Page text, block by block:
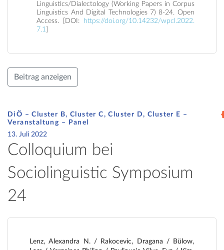
Linguistics/Dialectology (Working Papers in Corpus
Linguistics And Digital Technologies 7) 8-24. Open
Access. [DOI:
https://doi.org/10.14232/wpcl.2022.
7.1
Beitrag anzeigen
DiÖ – Cluster B, Cluster C, Cluster D, Cluster E –
Veranstaltung –
Panel
13. Juli 2022
Colloquium bei
Sociolinguistic Symposium
24
Lenz, Alexandra N. / Rakocevic, Dragana / Bülow,